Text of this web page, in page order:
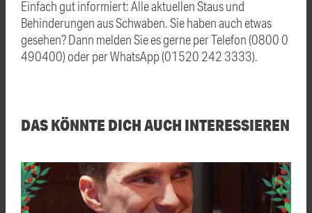
Einfach gut informiert: Alle aktuellen Staus und
Behinderungen aus Schwaben. Sie haben auch etwas
gesehen? Dann melden Sie es gerne per Telefon (0800 0
490400) oder per WhatsApp (01520 242 3333).
DAS KÖNNTE DICH AUCH INTERESSIEREN